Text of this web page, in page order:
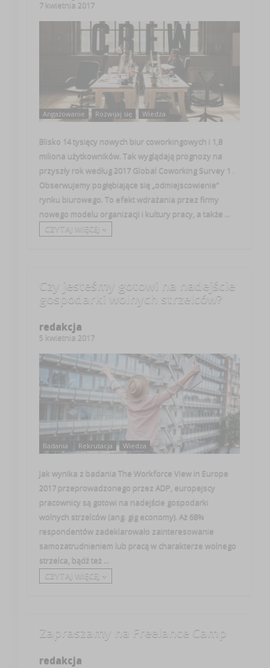
7 kwietnia 2017
Angażowanie Rozwijaj się Wiedza
Blisko 14 tysięcy nowych biur coworkingowych i 1,8
miliona użytkowników. Tak wyglądają prognozy na
przyszły rok według 2017 Global Coworking Survey 1 .
Obserwujemy pogłębiające się „odmiejscowienie”
rynku biurowego. To efekt wdrażania przez firmy
nowego modelu organizacji i kultury pracy, a także ...
CZYTAJ WIĘCEJ +
Czy jesteśmy gotowi na nadejście
gospodarki wolnych strzelców?
redakcja
5 kwietnia 2017
Badania Rekrutacja Wiedza
Jak wynika z badania The Workforce View in Europe
2017 przeprowadzonego przez ADP, europejscy
pracownicy są gotowi na nadejście gospodarki
wolnych strzelców (ang. gig economy). Aż 68%
respondentów zadeklarowało zainteresowanie
samozatrudnieniem lub pracą w charakterze wolnego
strzelca, bądź też ...
CZYTAJ WIĘCEJ +
Zapraszamy na Freelance Camp
redakcja